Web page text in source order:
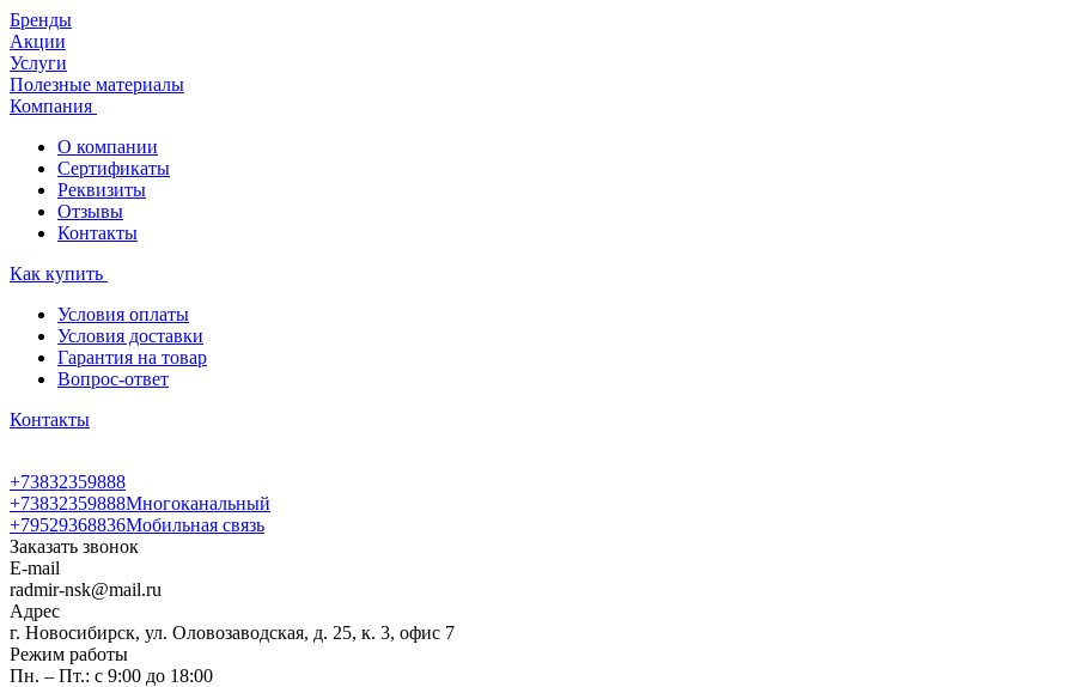
Бренды
Акции
Услуги
Полезные материалы
Компания
О компании
Сертификаты
Реквизиты
Отзывы
Контакты
Как купить
Условия оплаты
Условия доставки
Гарантия на товар
Вопрос-ответ
Контакты
+73832359888
+73832359888Многоканальный
+79529368836Мобильная связь
Заказать звонок
E-mail
radmir-nsk@mail.ru
Адрес
г. Новосибирск, ул. Оловозаводская, д. 25, к. 3, офис 7
Режим работы
Пн. – Пт.: с 9:00 до 18:00